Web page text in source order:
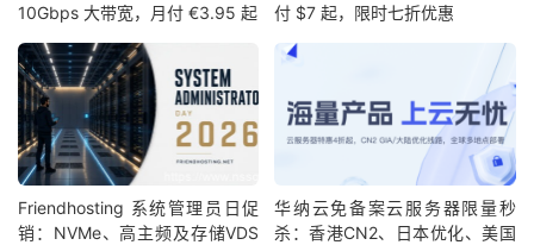
10Gbps 大带宽，月付 €3.95 起
付 $7 起，限时七折优惠
Friendhosting 系统管理员日促
销：NVMe、高主频及存储VDS
华纳云免备案云服务器限量秒
杀：香港CN2、日本优化、美国